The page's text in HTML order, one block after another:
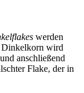
werden
Dinkelkorn wird
anschließend
Flake, der in